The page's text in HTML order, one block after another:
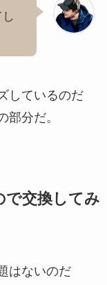
しているのだ
部分だ。
で交換してみ
はないのだ